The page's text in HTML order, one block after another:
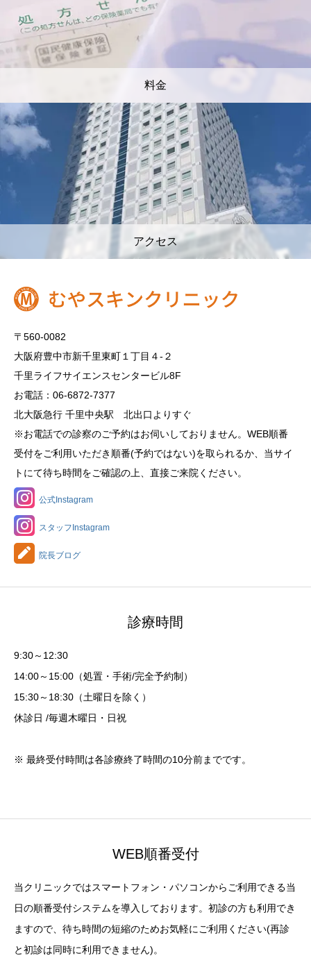
料金
アクセス
〒560-0082
大阪府豊中市新千里東町１丁目４‐２
千里ライフサイエンスセンタービル8F
お電話：06-6872-7377
北大阪急行 千里中央駅 北出口よりすぐ
※お電話での診察のご予約はお伺いしておりません。WEB順番
受付をご利用いただき順番(予約ではない)を取られるか、当サイ
トにて待ち時間をご確認の上、直接ご来院ください。
公式Instagram
スタッフInstagram
院長ブログ
診療時間
9:30～12:30
14:00～15:00（処置・手術/完全予約制）
15:30～18:30（土曜日を除く）
休診日 /毎週木曜日・日祝
※ 最終受付時間は各診療終了時間の10分前までです。
WEB順番受付
当クリニックではスマートフォン・パソコンからご利用できる当
日の順番受付システムを導入しております。初診の方も利用でき
ますので、待ち時間の短縮のためお気軽にご利用ください(再診
と初診は同時に利用できません)。